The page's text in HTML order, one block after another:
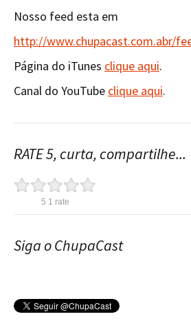
Nosso feed esta em
http://www.chupacast.com.abr/
Página do iTunes clique aqui.
Canal do YouTube clique aqui.
RATE 5, curta, compartilhe...
5 1 rate
Siga o ChupaCast